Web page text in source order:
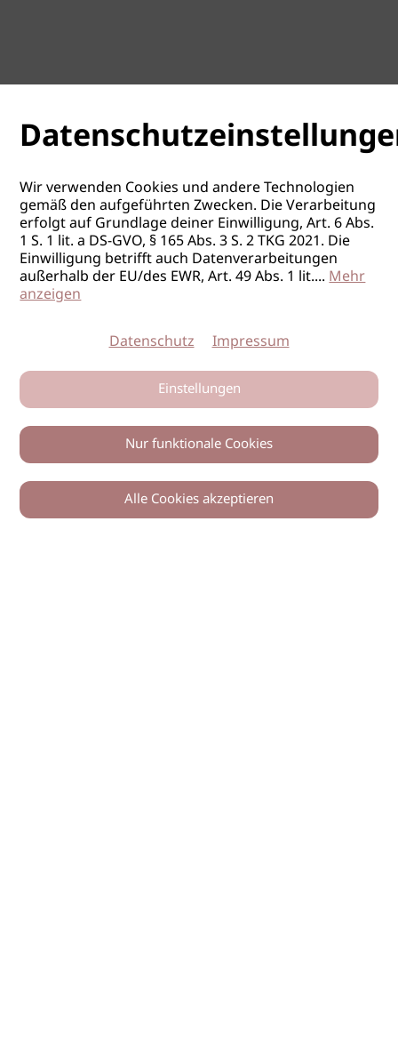
0
Wir verwenden Cookies und andere Technologien
gemäß den aufgeführten Zwecken. Die Verarbeitung
erfolgt auf Grundlage deiner Einwilligung, Art. 6 Abs.
1 S. 1 lit. a DS-GVO, § 165 Abs. 3 S. 2 TKG 2021. Die
Einwilligung betrifft auch Datenverarbeitungen
außerhalb der EU/des EWR, Art. 49 Abs. 1 lit....Mehr
anzeigen
Datenschutz Impressum
Einstellungen
Nur funktionale Cookies
Alle Cookies akzeptieren